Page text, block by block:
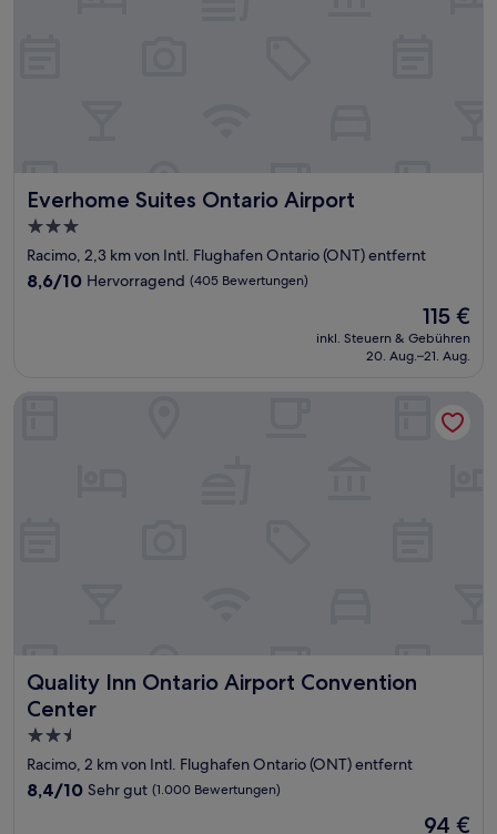
Everhome Suites Ontario Airport
Everhome Suites Ontario Airport
3.0-
Sterne-
Unterkunft
Racimo, 2,3 km von Intl. Flughafen Ontario (ONT) entfernt
8.6
8,6/10 Hervorragend (405 Bewertungen)
Der
Preis
beträgt
115 €
inkl. Steuern & Gebühren
20. Aug.–21. Aug.
Quality Inn Ontario Airport Convention
Center
Quality Inn Ontario Airport Convention Center
2.5-
Sterne-
Unterkunft
Racimo, 2 km von Intl. Flughafen Ontario (ONT) entfernt
8.4
8,4/10 Sehr gut (1.000 Bewertungen)
Der
94 €
Quality Inn Ontario Airport Convention Center